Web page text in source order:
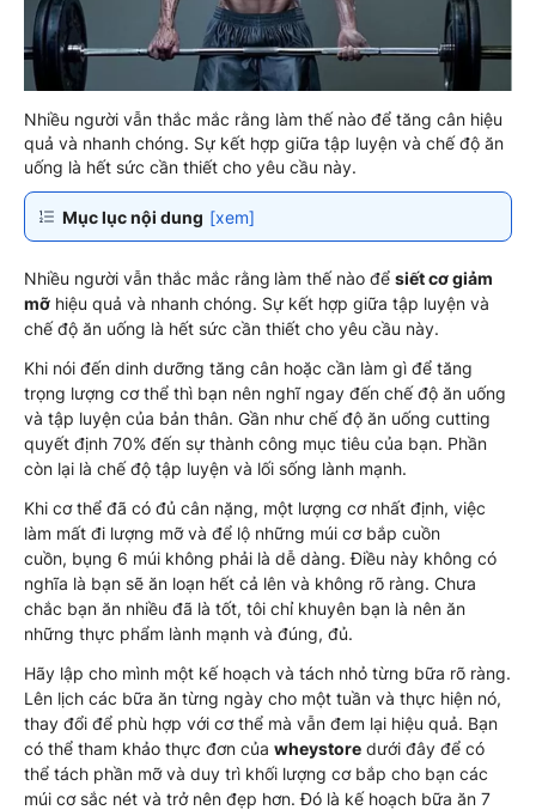
Nhiều người vẫn thắc mắc rằng làm thế nào để tăng cân hiệu
quả và nhanh chóng. Sự kết hợp giữa tập luyện và chế độ ăn
uống là hết sức cần thiết cho yêu cầu này.
Mục lục nội dung [xem]
Nhiều người vẫn thắc mắc rằng làm thế nào để siết cơ giảm
mỡ hiệu quả và nhanh chóng. Sự kết hợp giữa tập luyện và
chế độ ăn uống là hết sức cần thiết cho yêu cầu này.
Khi nói đến dinh dưỡng tăng cân hoặc cần làm gì để tăng
trọng lượng cơ thể thì bạn nên nghĩ ngay đến chế độ ăn uống
và tập luyện của bản thân. Gần như chế độ ăn uống cutting
quyết định 70% đến sự thành công mục tiêu của bạn. Phần
còn lại là chế độ tập luyện và lối sống lành mạnh.
Khi cơ thể đã có đủ cân nặng, một lượng cơ nhất định, việc
làm mất đi lượng mỡ và để lộ những múi cơ bắp cuồn
cuồn, bụng 6 múi không phải là dễ dàng. Điều này không có
nghĩa là bạn sẽ ăn loạn hết cả lên và không rõ ràng. Chưa
chắc bạn ăn nhiều đã là tốt, tôi chỉ khuyên bạn là nên ăn
những thực phẩm lành mạnh và đúng, đủ.
Hãy lập cho mình một kế hoạch và tách nhỏ từng bữa rõ ràng.
Lên lịch các bữa ăn từng ngày cho một tuần và thực hiện nó,
thay đổi để phù hợp với cơ thể mà vẫn đem lại hiệu quả. Bạn
có thể tham khảo thực đơn của wheystore dưới đây để có
thể tách phần mỡ và duy trì khối lượng cơ bắp cho bạn các
múi cơ sắc nét và trở nên đẹp hơn. Đó là kế hoạch bữa ăn 7